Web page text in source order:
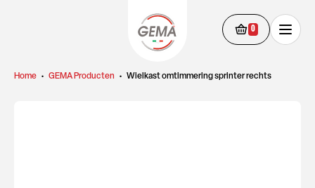
0
Home • GEMA Producten • Wielkast omtimmering sprinter rechts